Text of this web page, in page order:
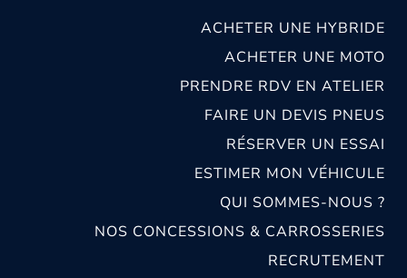
ACHETER UNE HYBRIDE
ACHETER UNE MOTO
PRENDRE RDV EN ATELIER
FAIRE UN DEVIS PNEUS
RÉSERVER UN ESSAI
ESTIMER MON VÉHICULE
QUI SOMMES-NOUS ?
NOS CONCESSIONS & CARROSSERIES
RECRUTEMENT